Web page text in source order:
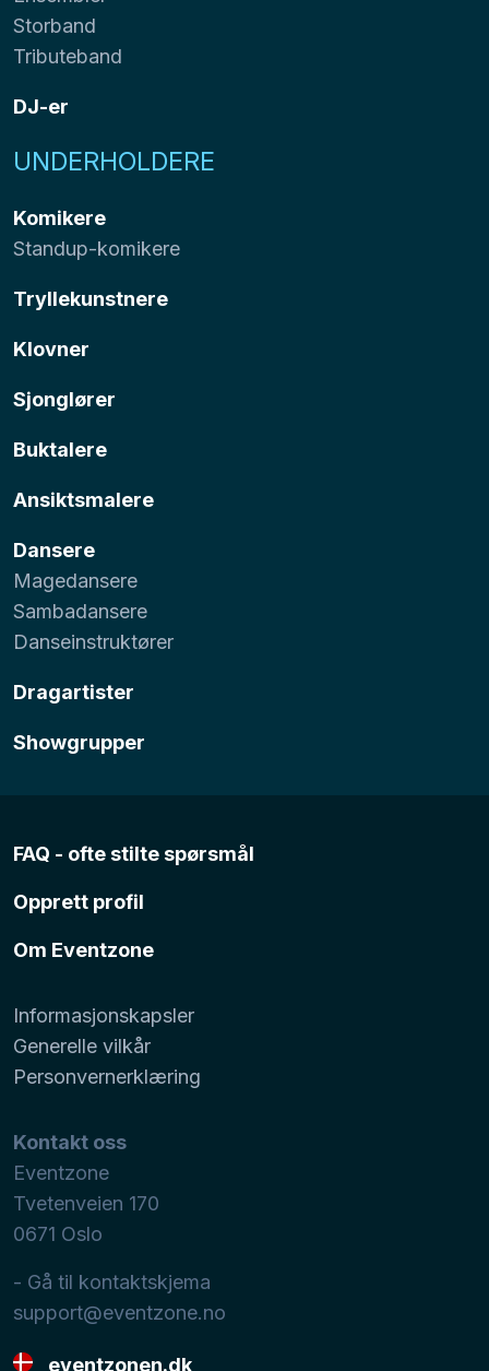
Storband
Tributeband
DJ-er
UNDERHOLDERE
Komikere
Standup-komikere
Tryllekunstnere
Klovner
Sjonglører
Buktalere
Ansiktsmalere
Dansere
Magedansere
Sambadansere
Danseinstruktører
Dragartister
Showgrupper
FAQ - ofte stilte spørsmål
Opprett profil
Om Eventzone
Informasjonskapsler
Generelle vilkår
Personvernerklæring
Kontakt oss
Eventzone
Tvetenveien 170
0671 Oslo
- Gå til kontaktskjema
support@eventzone.no
eventzonen.dk